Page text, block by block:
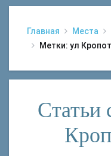
Главная Места
Метки: ул
Статьи